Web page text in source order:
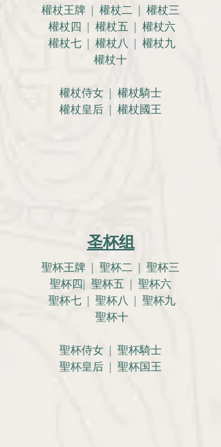
權杖王牌 | 權杖二 | 權杖三
權杖四 | 權杖五 | 權杖六
權杖七 | 權杖八 | 權杖九
權杖十
權杖侍女 | 權杖騎士
權杖皇后 | 權杖國王
圣杯组
聖杯王牌 | 聖杯二 | 聖杯三
聖杯四| 聖杯五 | 聖杯六
聖杯七 | 聖杯八 | 聖杯九
聖杯十
聖杯侍女 | 聖杯騎士
聖杯皇后 | 聖杯国王